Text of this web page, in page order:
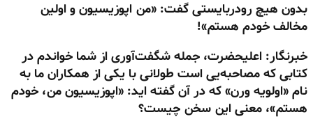
بدون هیچ رودربایستی گفت: «من اپوزیسیون و اولین
مخالف خودم هستم»!
خبرنگار: اعلیحضرت، جمله شگفت‌آوری از شما خواندم در
کتابی که مصاحبه‌یی است طولانی با یکی از همکاران ما به
نام «اولویه ورن» که در آن گفته اید: «اپوزیسیون من، خودم
هستم»، معنی این سخن چیست؟